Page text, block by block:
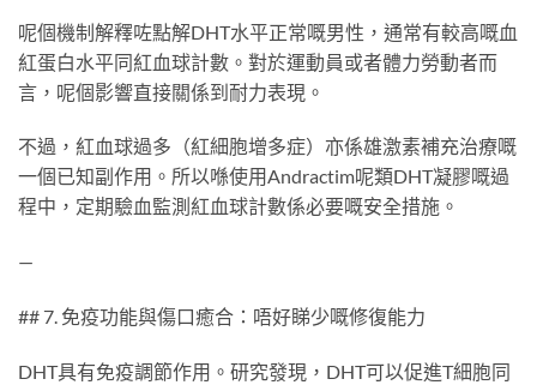
呢個機制解釋咗點解DHT水平正常嘅男性，通常有較高嘅血
紅蛋白水平同紅血球計數。對於運動員或者體力勞動者而
言，呢個影響直接關係到耐力表現。
不過，紅血球過多（紅細胞增多症）亦係雄激素補充治療嘅
一個已知副作用。所以喺使用Andractim呢類DHT凝膠嘅過
程中，定期驗血監測紅血球計數係必要嘅安全措施。
—
## 7. 免疫功能與傷口癒合：唔好睇少嘅修復能力
DHT具有免疫調節作用。研究發現，DHT可以促進T細胞同